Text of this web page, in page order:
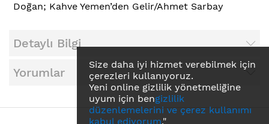
Size daha iyi hizmet verebilmek için
çerezleri kullanıyoruz.
Yeni online gizlilik yönetmeliğine
uyum için bengizlilik
düzenlemelerini ve çerez kullanımı
kabul ediyorum."
Doğan; Kahve Yemen’den Gelir/Ahmet Sarbay
Detaylı Bilgi
Yorumlar